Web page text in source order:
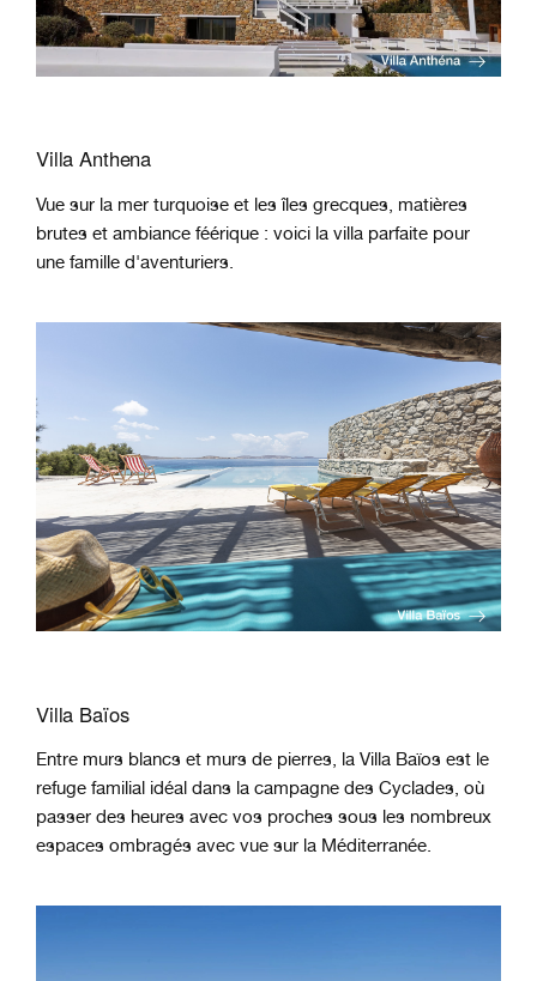
Villa Anthena
Vue sur la mer turquoise et les îles grecques, matières
brutes et ambiance féérique : voici la villa parfaite pour
une famille d'aventuriers.
Villa Baïos
Entre murs blancs et murs de pierres, la Villa Baïos est le
refuge familial idéal dans la campagne des Cyclades, où
passer des heures avec vos proches sous les nombreux
espaces ombragés avec vue sur la Méditerranée.